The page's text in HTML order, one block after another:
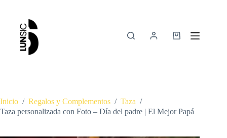
Inicio / Regalos y Complementos / Taza /
Taza personalizada con Foto – Día del padre | El Mejor Papá